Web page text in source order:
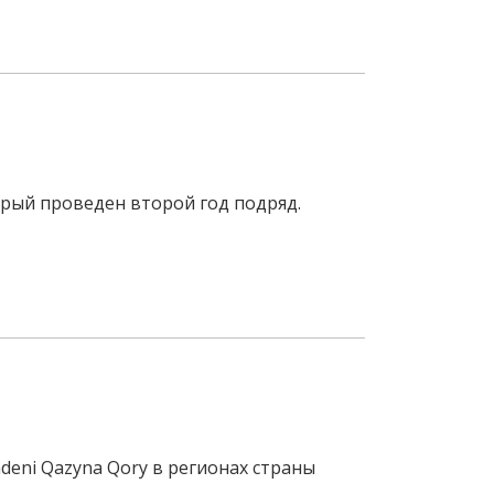
проведен второй год подряд.
Qazyna Qory в регионах страны